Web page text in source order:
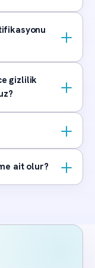
gizlilik
ait olur?